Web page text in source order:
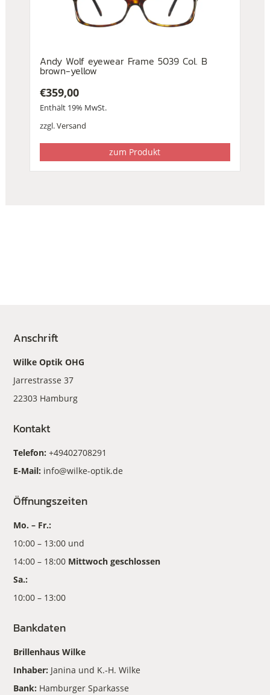
Andy Wolf eyewear Frame 5039 Col. B
brown-yellow
€359,00
Enthält 19% MwSt.
zzgl.Versand
zum Produkt
Anschrift
Wilke Optik OHG
Jarrestrasse 37
22303 Hamburg
Kontakt
Telefon:+49402708291
E-Mail: info@wilke-optik.de
Öffnungszeiten
Mo. – Fr.:
10:00 – 13:00 und
14:00 – 18:00 Mittwoch geschlossen
Sa.:
10:00 – 13:00
Bankdaten
Brillenhaus Wilke
Inhaber: Janina und K.-H. Wilke
Bank: Hamburger Sparkasse